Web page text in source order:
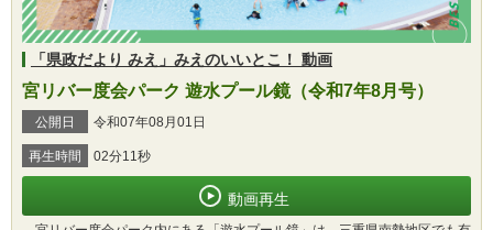
「県政だより みえ」みえのいいとこ！ 動画
宮リバー度会パーク 遊水プール鏡（令和7年8月号）
公開日 令和07年08月01日
再生時間 02分11秒
動画再生